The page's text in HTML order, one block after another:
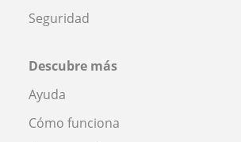
Seguridad
Descubre más
Ayuda
Cómo funciona